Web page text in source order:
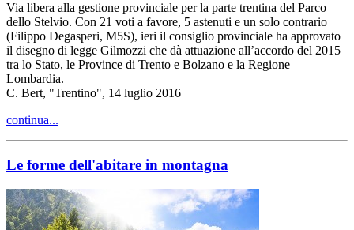
Via libera alla gestione provinciale per la parte trentina del Parco
dello Stelvio. Con 21 voti a favore, 5 astenuti e un solo contrario
(Filippo Degasperi, M5S), ieri il consiglio provinciale ha approvato
il disegno di legge Gilmozzi che dà attuazione all’accordo del 2015
tra lo Stato, le Province di Trento e Bolzano e la Regione
Lombardia.
C. Bert, "Trentino", 14 luglio 2016
continua...
Le forme dell'abitare in montagna